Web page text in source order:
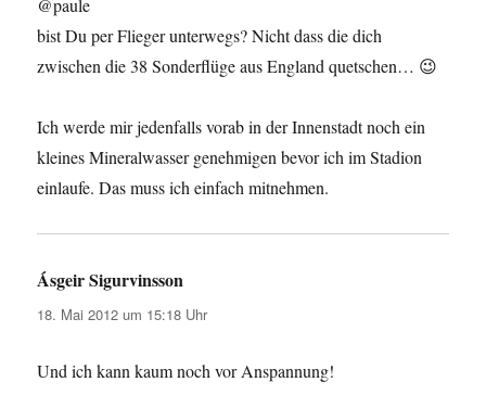
@paule
bist Du per Flieger unterwegs? Nicht dass die dich
zwischen die 38 Sonderflüge aus England quetschen… 😉
Ich werde mir jedenfalls vorab in der Innenstadt noch ein
kleines Mineralwasser genehmigen bevor ich im Stadion
einlaufe. Das muss ich einfach mitnehmen.
Ásgeir Sigurvinsson
18. Mai 2012 um 15:18 Uhr
Und ich kann kaum noch vor Anspannung!